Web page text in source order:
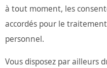
à tout moment, les
accordés pour le
personnel.
Vous disposez par ailleurs